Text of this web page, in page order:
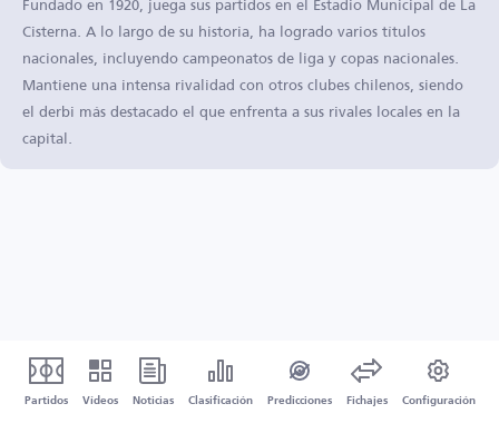
Cisterna. A lo largo de su historia, ha logrado varios títulos
nacionales, incluyendo campeonatos de liga y copas nacionales.
Mantiene una intensa rivalidad con otros clubes chilenos, siendo
el derbi más destacado el que enfrenta a sus rivales locales en la
capital.
Partidos Vídeos Noticias Clasificación Predicciones Fichajes Configuración